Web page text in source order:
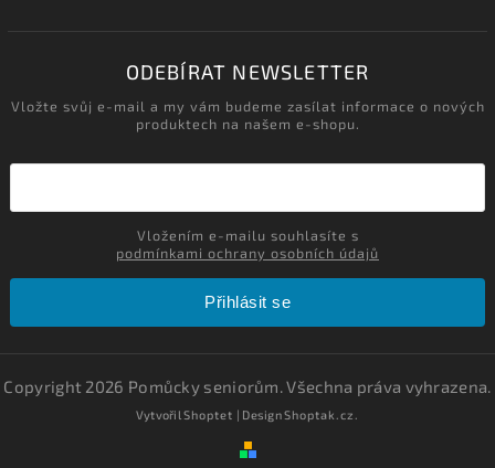
ODEBÍRAT NEWSLETTER
Vložte svůj e-mail a my vám budeme zasílat informace o nových
produktech na našem e-shopu.
podmínkami ochrany osobních údajů
Přihlásit se
Copyright 2026 Pomůcky seniorům. Všechna práva vyhrazena.
VytvořilShoptet | DesignShoptak.cz.